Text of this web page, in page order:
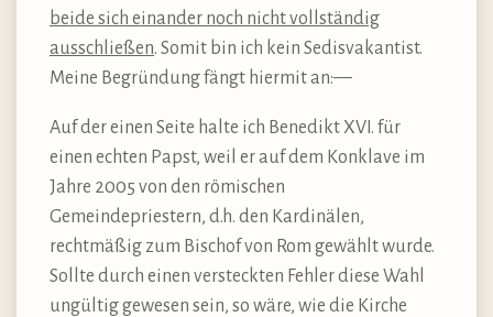
beide sich einander noch nicht vollständig
ausschließen. Somit bin ich kein Sedisvakantist.
Meine Begründung fängt hiermit an:—
Auf der einen Seite halte ich Benedikt XVI. für
einen echten Papst, weil er auf dem Konklave im
Jahre 2005 von den römischen
Gemeindepriestern, d.h. den Kardinälen,
rechtmäßig zum Bischof von Rom gewählt wurde.
Sollte durch einen versteckten Fehler diese Wahl
ungültig gewesen sein, so wäre, wie die Kirche